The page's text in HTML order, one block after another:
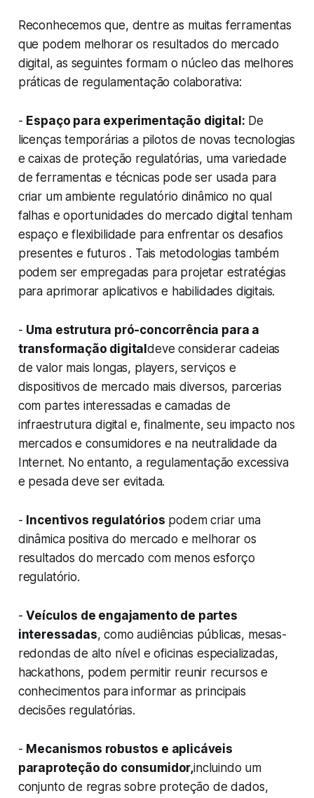
Reconhecemos que, dentre as muitas ferramentas
que podem melhorar os resultados do mercado
digital, as seguintes formam o núcleo das melhores
práticas de regulamentação colaborativa:
- Espaço para experimentação digital: De
licenças temporárias a pilotos de novas tecnologias
e caixas de proteção regulatórias, uma variedade
de ferramentas e técnicas pode ser usada para
criar um ambiente regulatório dinâmico no qual
falhas e oportunidades do mercado digital tenham
espaço e flexibilidade para enfrentar os desafios
presentes e futuros . Tais metodologias também
podem ser empregadas para projetar estratégias
para aprimorar aplicativos e habilidades digitais.
- Uma estrutura pró-concorrência para a
transformação digitaldeve considerar cadeias
de valor mais longas, players, serviços e
dispositivos de mercado mais diversos, parcerias
com partes interessadas e camadas de
infraestrutura digital e, finalmente, seu impacto nos
mercados e consumidores e na neutralidade da
Internet. No entanto, a regulamentação excessiva
e pesada deve ser evitada.
- Incentivos regulatórios podem criar uma
dinâmica positiva do mercado e melhorar os
resultados do mercado com menos esforço
regulatório.
-Veículos de engajamento de partes
interessadas, como audiências públicas, mesas-
redondas de alto nível e oficinas especializadas,
hackathons, podem permitir reunir recursos e
conhecimentos para informar as principais
decisões regulatórias.
- Mecanismos robustos e aplicáveis
paraproteção do consumidor,incluindo um
conjunto de regras sobre proteção de dados,